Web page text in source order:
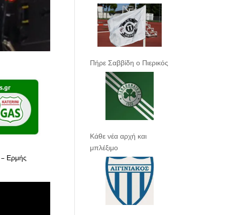
– Ερμής
Πήρε Σαββίδη ο Πιερικός
Κάθε νέα αρχή και
μπλέξιμο